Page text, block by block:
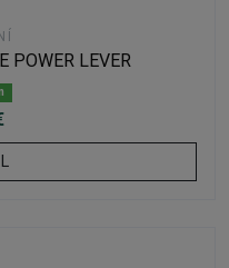
POWER LEVER